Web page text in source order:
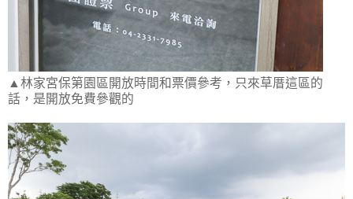
▲林家宮保第園區開放時間和票價參考，只來草厝這區的
話，是開放免費參觀的